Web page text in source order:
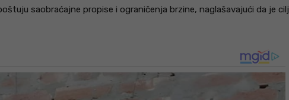
saobraćajne propise i ograničenja brzine, naglašavajući da je cilj